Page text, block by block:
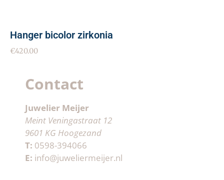
Hanger bicolor zirkonia
€420.00
Contact
Juwelier Meijer
Meint Veningastraat 12
9601 KG Hoogezand
T: 0598-394066
E: info@juweliermeijer.nl